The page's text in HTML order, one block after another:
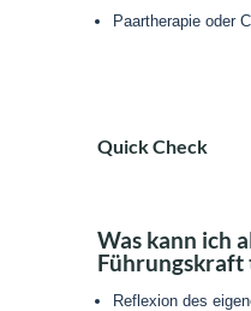
Paartherapie oder
Quick Check
Was kann ich
Führungskraft
Reflexion des